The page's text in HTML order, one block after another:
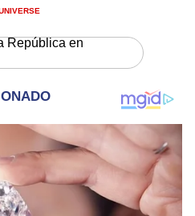
República en